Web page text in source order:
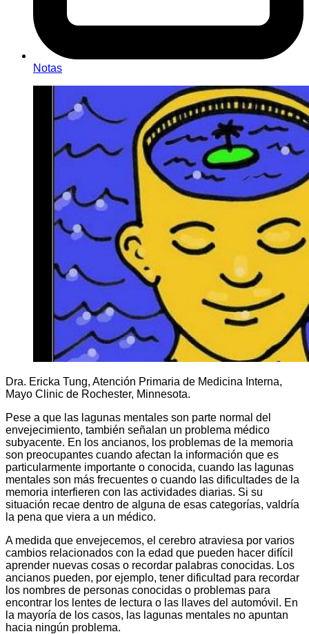
Notas
Dra. Ericka Tung, Atención Primaria de Medicina Interna,
Mayo Clinic de Rochester, Minnesota.
Pese a que las lagunas mentales son parte normal del
envejecimiento, también señalan un problema médico
subyacente. En los ancianos, los problemas de la memoria
son preocupantes cuando afectan la información que es
particularmente importante o conocida, cuando las lagunas
mentales son más frecuentes o cuando las dificultades de la
memoria interfieren con las actividades diarias. Si su
situación recae dentro de alguna de esas categorías, valdría
la pena que viera a un médico.
A medida que envejecemos, el cerebro atraviesa por varios
cambios relacionados con la edad que pueden hacer difícil
aprender nuevas cosas o recordar palabras conocidas. Los
ancianos pueden, por ejemplo, tener dificultad para recordar
los nombres de personas conocidas o problemas para
encontrar los lentes de lectura o las llaves del automóvil. En
la mayoría de los casos, las lagunas mentales no apuntan
hacia ningún problema.